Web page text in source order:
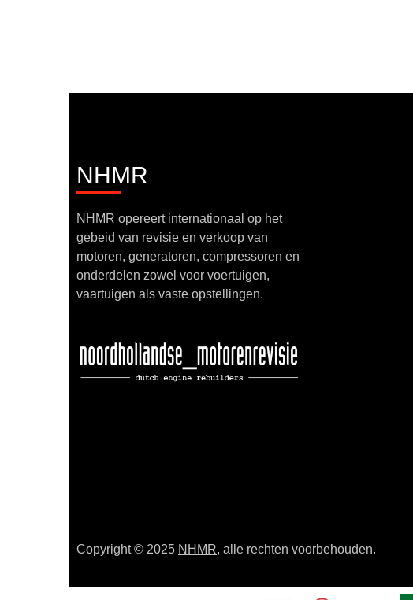
NHMR
NHMR opereert internationaal op het
gebeid van revisie en verkoop van
motoren, generatoren, compressoren en
onderdelen zowel voor voertuigen,
vaartuigen als vaste opstellingen.
Copyright © 2025 NHMR, alle rechten voorbehouden.